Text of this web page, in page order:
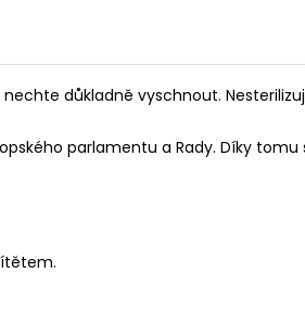
důkladně vyschnout.
parlamentu a Rady. Díky